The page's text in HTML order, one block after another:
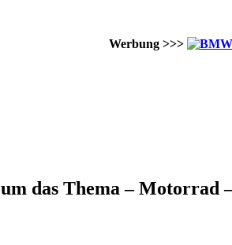
Werbung >>>
das Thema – Motorrad –